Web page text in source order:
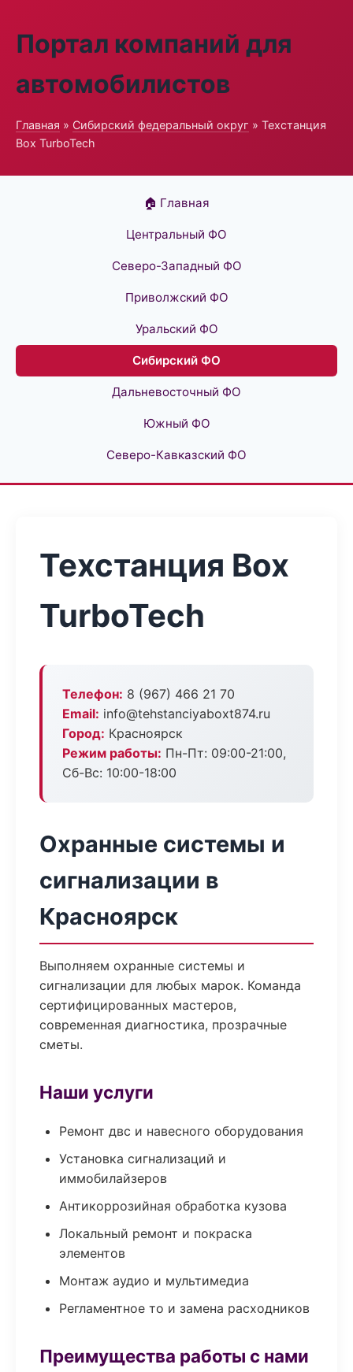
Портал компаний для
автомобилистов
Главная » Сибирский федеральный округ » Техстанция
Box TurboTech
🏠 Главная
Центральный ФО
Северо-Западный ФО
Приволжский ФО
Уральский ФО
Сибирский ФО
Дальневосточный ФО
Южный ФО
Северо-Кавказский ФО
Техстанция Box
TurboTech
Телефон: 8 (967) 466 21 70
Email: info@tehstanciyaboxt874.ru
Город: Красноярск
Режим работы: Пн-Пт: 09:00-21:00,
Сб-Вс: 10:00-18:00
Охранные системы и
сигнализации в
Красноярск
Выполняем охранные системы и
сигнализации для любых марок. Команда
сертифицированных мастеров,
современная диагностика, прозрачные
сметы.
Наши услуги
Ремонт двс и навесного оборудования
Установка сигнализаций и
иммобилайзеров
Антикоррозийная обработка кузова
Локальный ремонт и покраска
элементов
Монтаж аудио и мультимедиа
Регламентное то и замена расходников
Преимущества работы с нами